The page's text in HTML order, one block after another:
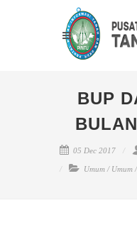
BUP
05 Dec 2017
Umum / Umum /